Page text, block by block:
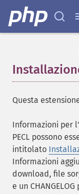
Questa
Informazioni per
PECL possono
intitolato
Informazioni
download, file
e un